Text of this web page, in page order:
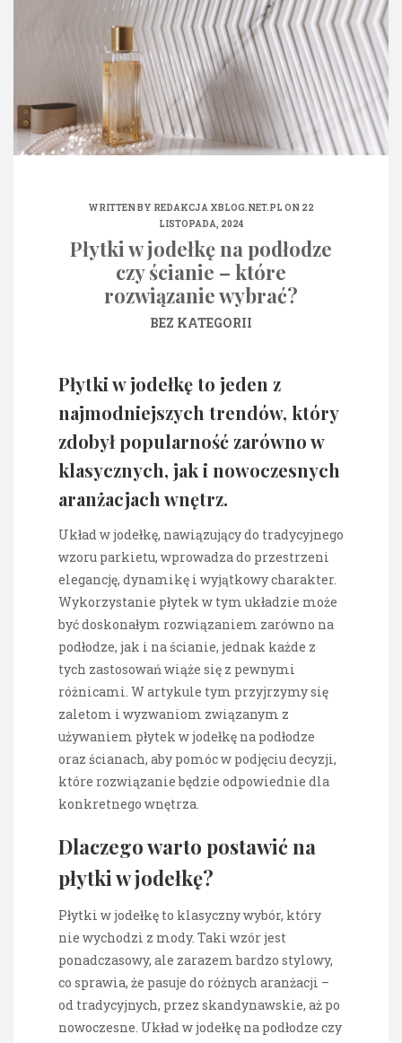
WRITTEN BY REDAKCJA XBLOG.NET.PL ON 22
LISTOPADA, 2024
Płytki w jodełkę na podłodze
czy ścianie – które
rozwiązanie wybrać?
BEZ KATEGORII
Płytki w jodełkę to jeden z
najmodniejszych trendów, który
zdobył popularność zarówno w
klasycznych, jak i nowoczesnych
aranżacjach wnętrz.
Układ w jodełkę, nawiązujący do tradycyjnego
wzoru parkietu, wprowadza do przestrzeni
elegancję, dynamikę i wyjątkowy charakter.
Wykorzystanie płytek w tym układzie może
być doskonałym rozwiązaniem zarówno na
podłodze, jak i na ścianie, jednak każde z
tych zastosowań wiąże się z pewnymi
różnicami. W artykule tym przyjrzymy się
zaletom i wyzwaniom związanym z
używaniem płytek w jodełkę na podłodze
oraz ścianach, aby pomóc w podjęciu decyzji,
które rozwiązanie będzie odpowiednie dla
konkretnego wnętrza.
Dlaczego warto postawić na
płytki w jodełkę?
Płytki w jodełkę to klasyczny wybór, który
nie wychodzi z mody. Taki wzór jest
ponadczasowy, ale zarazem bardzo stylowy,
co sprawia, że pasuje do różnych aranżacji –
od tradycyjnych, przez skandynawskie, aż po
nowoczesne. Układ w jodełkę na podłodze czy